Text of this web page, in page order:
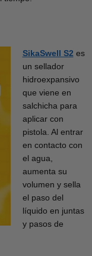
SikaSwell S2 es
un sellador
hidroexpansivo
que viene en
salchicha para
aplicar con
pistola. Al entrar
en contacto con
el agua,
aumenta su
volumen y sella
el paso del
líquido en juntas
y pasos de